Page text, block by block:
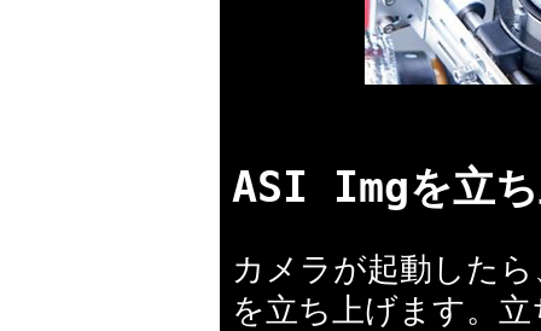
ASI Imgを立
カメラが起動した
を立ち上げます。